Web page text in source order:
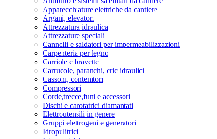
Apparecchiature elettriche da cantiere
Argani, elevatori
Attrezzatura idraulica
Attrezzature speciali
Cannelli e saldatori per impermeabilizzazioni
Carpenteria per legno
Carriole e bravette
Carrucole, paranchi, cric idraulici
Cassoni, contenitori
Compressori
Corde,trecce,funi e accessori
Dischi e carotatrici diamantati
Elettroutensili in genere
Gruppi elettrogeni e generatori
Idropulitrici